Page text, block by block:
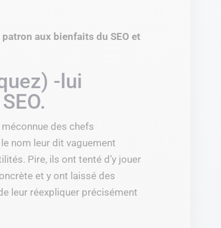
aux bienfaits du SEO et
-lui
des chefs
nom leur dit vaguement
Pire, ils ont tenté d’y jouer
et y ont laissé des
leur réexpliquer précisément